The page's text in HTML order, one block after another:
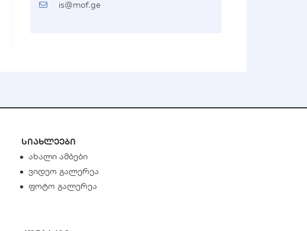
is@mof.ge
სიახლეები
ახალი ამბები
ვიდეო გალერეა
ფოტო გალერეა